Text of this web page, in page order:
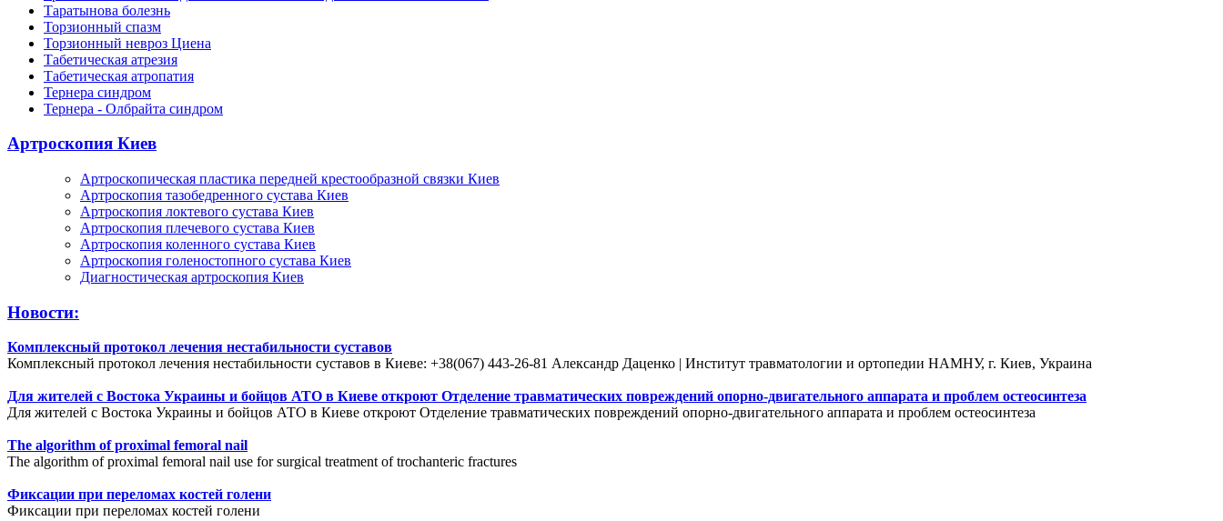
Таратынова болезнь
Торзионный спазм
Торзионный невроз Циена
Табетическая атрезия
Табетическая атропатия
Тернера синдром
Тернера - Олбрайта синдром
Артроскопия Киев
Артроскопическая пластика передней крестообразной связки Киев
Артроскопия тазобедренного сустава Киев
Артроскопия локтевого сустава Киев
Артроскопия плечевого сустава Киев
Артроскопия коленного сустава Киев
Артроскопия голеностопного сустава Киев
Диагностическая артроскопия Киев
Новости:
Комплексный протокол лечения нестабильности суставов
Комплексный протокол лечения нестабильности суставов в Киеве: +38(067) 443-26-81 Александр Даценко | Институт травматологии и ортопедии НАМНУ, г. Киев, Украина
Для жителей с Востока Украины и бойцов АТО в Киеве откроют Отделение травматических повреждений опорно-двигательного аппарата и проблем остеосинтеза
Для жителей с Востока Украины и бойцов АТО в Киеве откроют Отделение травматических повреждений опорно-двигательного аппарата и проблем остеосинтеза
The algorithm of proximal femoral nail
The algorithm of proximal femoral nail use for surgical treatment of trochanteric fractures
Фиксации при переломах костей голени
Фиксации при переломах костей голени